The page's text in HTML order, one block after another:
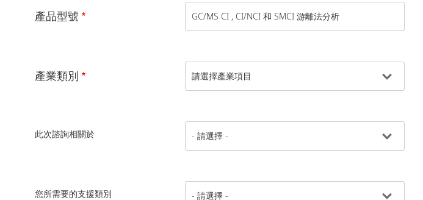
產品型號
產業類別
此次諮詢相關於
您所需要的支援類別